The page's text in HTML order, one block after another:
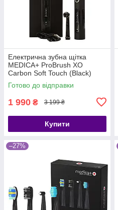
Електрична зубна щітка
MEDICA+ ProBrush XO
Сarbon Soft Touch (Black)
(Japan)
Готово до відправки
1 990 ₴ 3 199 ₴
Купити
–27%